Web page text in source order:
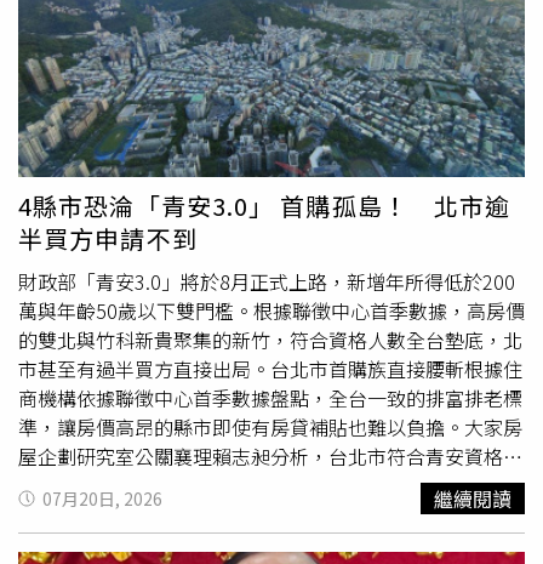
移轉棟數僅約12.4萬棟，創近10年同期新低，若下半年市場
買氣未明顯回升，全年交易量恐面臨26萬棟保衛戰，顯示整
體房市景氣仍偏緩，部分區域甚至相對低迷。因此，目前較
精準的解讀應是，貸款餘額的微幅增加，主要受到新案交屋
潮支撐，並不能視為房市已全面回溫，也不代表銀行資金已
全面回籠房地產市場。房市回歸基本面 首購自住撐起市場
整體而言，央行信用管制已逐步改變房市買盤結構，高槓
桿、短線轉售及跟風投資需求降溫，但首購、自住、換屋與
交屋需求仍持續存在，使房市資金沒有全面退場。對市場而
言，投機買盤退場後，交易逐漸回歸區位、產品、價格與實
際居住需求，也有助房市從全面追價，走向「選區、選產
品、看基本面」的新階段。對長期置產族而言，現階段雖非
全面多頭行情，但市場降溫也提供更充裕的看屋、比價與議
價空間。具備產業聚落、交通建設、人口移入及成熟生活機
能的區域，仍有機會在市場盤整中展現較強支撐力。觀察房
市 不能只看集中度一項數字專家提醒，判斷房市資金是否
回溫，不能只觀察不動產貸款集中度或貸款餘額，還應同步
檢視建物買賣移轉棟數、房貸核准金額、平均核貸成數、銀
行鑑價、房貸利率與新案交屋量。現階段房市較貼近的描
回流帶動下，預期成屋市場將有機會率先反映，至於預售市
場仍須觀察整體信用環境與買方信心是否同步改善。房市能
否回溫 仍得看政策風向整體而言，兩位專家都認為，市場
資金確實已開始重新思考配置方向，但房市是否迎來新一波
買盤，除了股市表現與房價修正之外，政策環境仍是影響資
金流向的關鍵變數。未來市場走勢也將更加重視區域發展、
產品條件與基本面，而非全面普漲。股市賺飽錢去哪？專
家：「這波」恐回流房市
來大飯店、六福萬怡酒店等五星級飯店群的插旗，更讓南港
具備與信義計畫區、大直重劃區三足鼎立的國際接待實力。
中國開發鎖定南港推品牌街廓改造計畫「中國開發」其母公
司為「中國建經」，中國建經由土地銀行及兆豐銀行等公股
金融機構投資設立，以嚴謹的金融血統與強大都更整合能量
著稱；「中國開發」正是其100%持股的子公司，承襲同樣
穩健的財務體質與建築專業。面對南港蛻變吸引多家建商插
旗推案，「中國開發」更是將南港列為重點開發區塊。自
2024年推出的公辦都更案「豐琚」，特別邀請普立茲克建
築獎得主伊東豊雄操刀設計，以日系有機建築語彙驚艷地產
界，樹立難以撼動的品牌口碑。此次推出由豪宅御用建築
師-呂建勳設計的「豐琙」，並同時宣布採取短、中、長程
開發策略，展現對南港區的長遠佈局決心。「中國開發」近
期於北流旁啟動「豐琙」開發計畫，正式為「北流靜巷-樹
海新居境」的品牌聚落揭開序幕。（圖／業者提供）「豐
琙」登場：1,697坪綠帶旁的純住綠洲中國開發選址於台北
流行音樂中心旁純住宅新區，不同於南港車站周邊商業氣息
的喧囂，「豐琙」基地正臨1,697坪新陽綠地，擁有難得的
寬闊棟距與綠意視野，於南港兆元科技金廊的繁華轉角，預
4縣市恐淪「青安3.0」 首購孤島！ 北市逾
半買方申請不到
財政部「青安3.0」將於8月正式上路，新增年所得低於200
萬與年齡50歲以下雙門檻。根據聯徵中心首季數據，高房價
的雙北與竹科新貴聚集的新竹，符合資格人數全台墊底，北
市甚至有過半買方直接出局。台北市首購族直接腰斬根據住
商機構依據聯徵中心首季數據盤點，全台一致的排富排老標
準，讓房價高昂的縣市即使有房貸補貼也難以負擔。大家房
屋企劃研究室公關襄理賴志昶分析，台北市符合青安資格的
購屋人僅剩48.4%，全台墊底。這顯示北市買方有超過五成
不是年過半百的換屋族
，就是年收破200萬元的金字塔頂端
人口。而新北市過去雖為首購熱區，但在北市高房價推擠人
07月20日, 2026 繼續閱讀